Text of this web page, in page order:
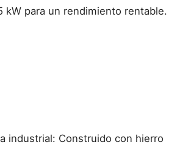
kW para un rendimiento rentable.
industrial: Construido con hierro